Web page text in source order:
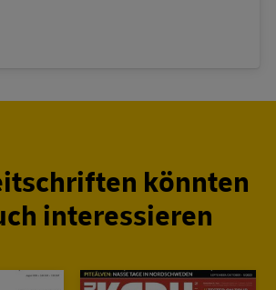
könnten
interessieren